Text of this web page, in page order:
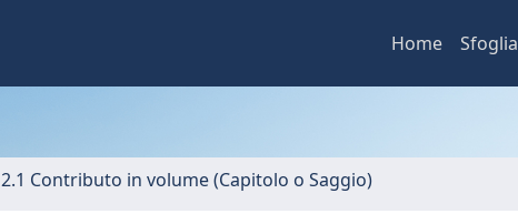
Home Sfoglia
2.1 Contributo in volume (Capitolo o Saggio)